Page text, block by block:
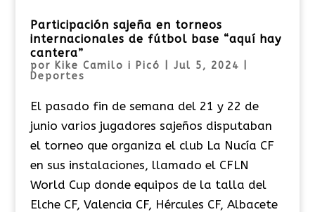
Participación sajeña en torneos
internacionales de fútbol base “aquí hay
cantera”
por Kike Camilo i Picó Jul 5, 2024
Deportes
El pasado fin de semana del 21 y 22 de
junio varios jugadores sajeños disputaban
el torneo que organiza el club La Nucía CF
en sus instalaciones, llamado el CFLN
World Cup donde equipos de la talla del
Elche CF, Valencia CF, Hércules CF, Albacete